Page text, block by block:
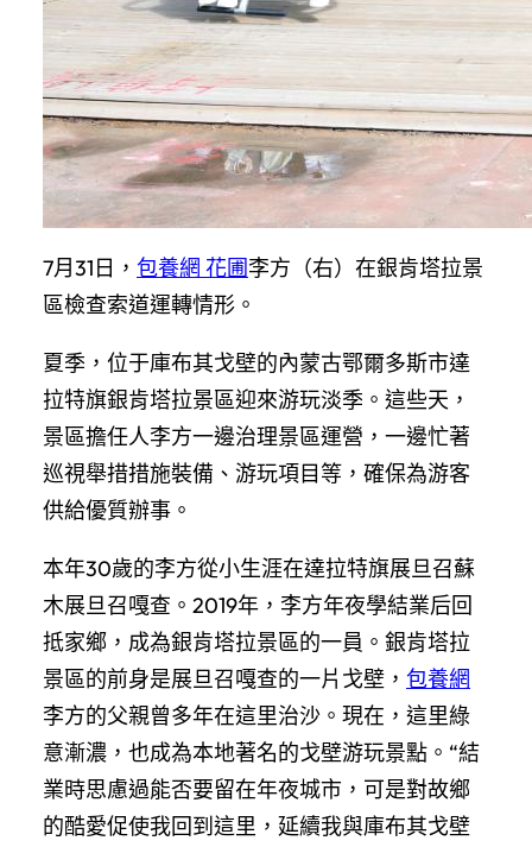
7月31日， 包養網 花圃李方（右）在銀肯塔拉景
區檢查索道運轉情形。
夏季，位于庫布其戈壁的內蒙古鄂爾多斯市達
拉特旗銀肯塔拉景區迎來游玩淡季。這些天，
景區擔任人李方一邊治理景區運營，一邊忙著
巡視舉措措施裝備、游玩項目等，確保為游客
供給優質辦事。
本年30歲的李方從小生涯在達拉特旗展旦召蘇
木展旦召嘎查。2019年，李方年夜學結業后回
抵家鄉，成為銀肯塔拉景區的一員。銀肯塔拉
景區的前身是展旦召嘎查的一片戈壁， 包養網
李方的父親曾多年在這里治沙。現在，這里綠
意漸濃，也成為本地著名的戈壁游玩景點。“結
業時思慮過能否要留在年夜城市，可是對故鄉
的酷愛促使我回到這里，延續我與庫布其戈壁